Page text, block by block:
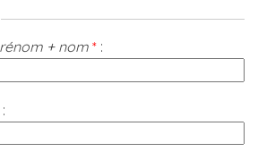
+ nom * :
: